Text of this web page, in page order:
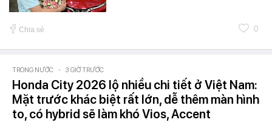
Chia sẻ 0
TRONG NƯỚC - 3 GIỜ TRƯỚC
Honda City 2026 lộ nhiều chi tiết ở Việt Nam:
Mặt trước khác biệt rất lớn, dễ thêm màn hình
to, có hybrid sẽ làm khó Vios, Accent